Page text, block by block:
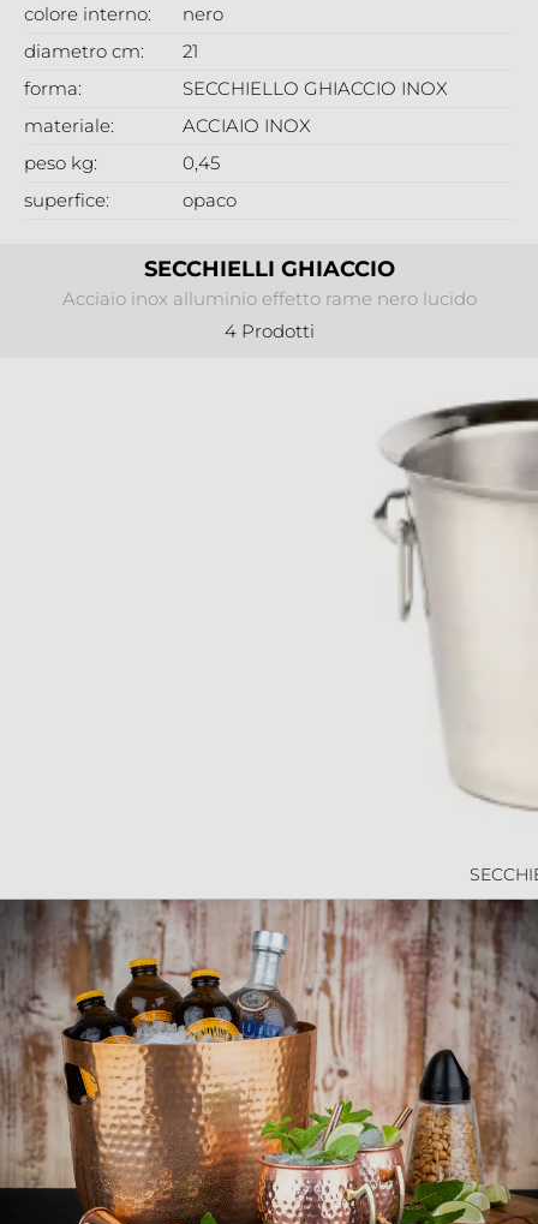
SECCHIELLI GHIACCIO
Acciaio inox alluminio effetto rame nero lucido
4 Prodotti
colore interno:
nero
diametro cm:
21
forma:
SECCHIELLO GHIACCIO INOX
materiale:
ACCIAIO INOX
peso kg:
0,45
superfice:
opaco